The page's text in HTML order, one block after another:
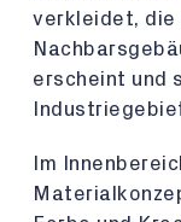
verkleidet, die
erscheint und
Im